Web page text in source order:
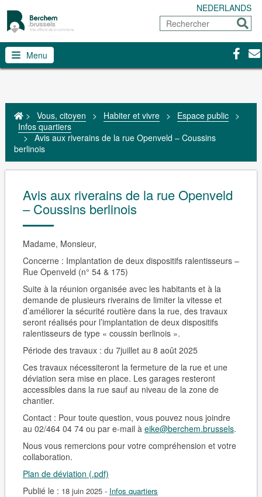
NEDERLANDS
Rechercher
Menu
> Vous, citoyen > Habiter et vivre > Espace public
>
Infos quartiers
> Avis aux riverains de la rue Openveld – Coussins
berlinois
Avis aux riverains de la rue Openveld
– Coussins berlinois
Madame, Monsieur,
Concerne : Implantation de deux dispositifs ralentisseurs –
Rue Openveld (n° 54 & 175)
Suite à la réunion organisée avec les habitants et à la
demande de plusieurs riverains de limiter la vitesse et
d’améliorer la sécurité routière dans la rue, des travaux
seront réalisés pour l’implantation de deux dispositifs
ralentisseurs de type « coussin berlinois ».
Période des travaux : du 7juillet au 8 août 2025
Ces travaux nécessiteront la fermeture de la rue et une
déviation sera mise en place. Les garages resteront
accessibles dans la rue sauf au niveau de la zone de
chantier.
Contact : Pour toute question, vous pouvez nous joindre
au 02/464 04 74 ou par e-mail à eike@berchem.brussels.
Nous vous remercions pour votre compréhension et votre
collaboration.
Plan de déviation (.pdf)
Publié le : 18 juin 2025 - Infos quartiers